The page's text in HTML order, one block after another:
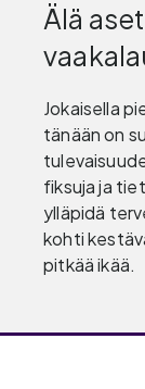
Älä
Jokaisella
tänään on
fiksuja ja
ylläpidä
kohti
pitkää ikää.